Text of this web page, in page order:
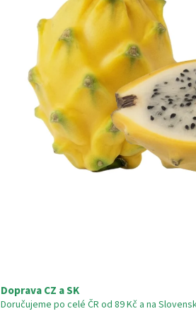
Doprava CZ a SK
Doručujeme po celé ČR od 89 Kč a na